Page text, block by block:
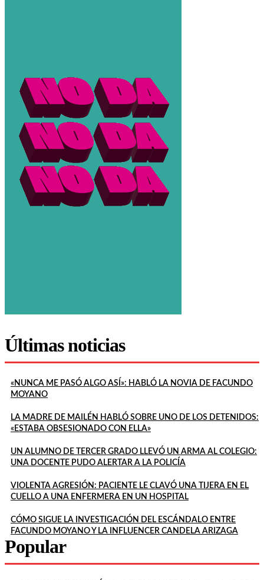
Últimas noticias
«NUNCA ME PASÓ ALGO ASÍ»: HABLÓ LA NOVIA DE FACUNDO
MOYANO
LA MADRE DE MAILÉN HABLÓ SOBRE UNO DE LOS DETENIDOS:
«ESTABA OBSESIONADO CON ELLA»
UN ALUMNO DE TERCER GRADO LLEVÓ UN ARMA AL COLEGIO:
UNA DOCENTE PUDO ALERTAR A LA POLICÍA
VIOLENTA AGRESIÓN: PACIENTE LE CLAVÓ UNA TIJERA EN EL
CUELLO A UNA ENFERMERA EN UN HOSPITAL
CÓMO SIGUE LA INVESTIGACIÓN DEL ESCÁNDALO ENTRE
FACUNDO MOYANO Y LA INFLUENCER CANDELA ARIZAGA
Popular